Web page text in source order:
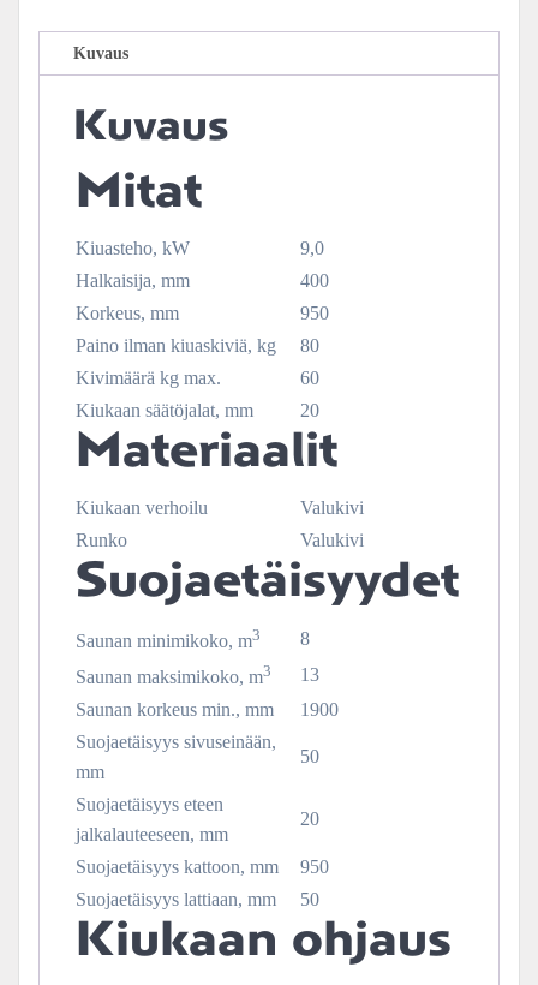
Kuvaus
Kuvaus
Mitat
Kiuasteho, kW
9,0
Halkaisija, mm
400
Korkeus, mm
950
Paino ilman kiuaskiviä, kg
80
Kivimäärä kg max.
60
Kiukaan säätöjalat, mm
20
Materiaalit
Kiukaan verhoilu
Valukivi
Runko
Valukivi
Suojaetäisyydet
Saunan minimikoko, m3
8
Saunan maksimikoko, m3
13
Saunan korkeus min., mm
1900
Suojaetäisyys sivuseinään,
mm
50
Suojaetäisyys eteen
jalkalauteeseen, mm
20
Suojaetäisyys kattoon, mm
950
Suojaetäisyys lattiaan, mm
50
Kiukaan ohjaus